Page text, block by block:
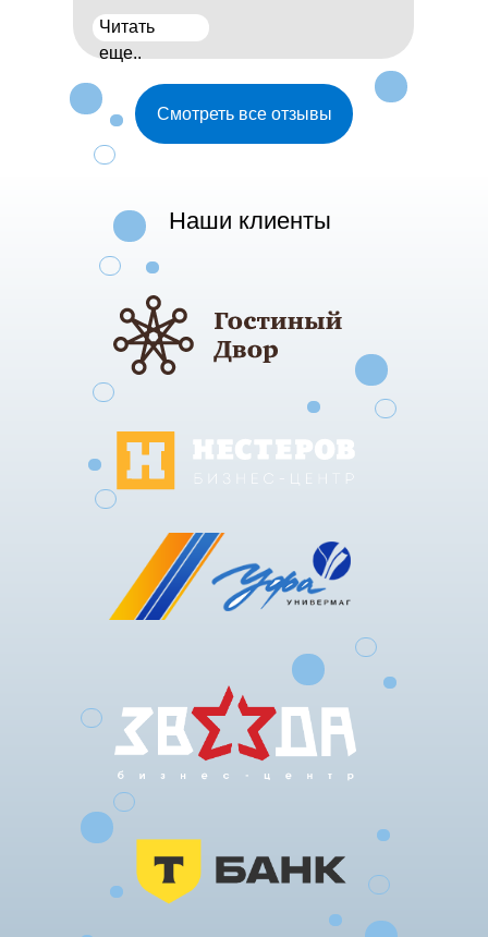
Читать
еще..
Смотреть все отзывы
Наши клиенты